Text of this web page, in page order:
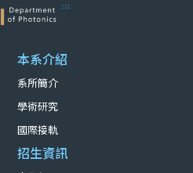
:::
本系介紹
系所簡介
學術研究
國際接軌
招生資訊